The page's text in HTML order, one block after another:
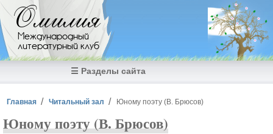
Перейти к основному содержанию
Омилия
Международный
литературный клуб
☰ Разделы сайта
Вы здесь
Главная Читальный зал Юному поэту (В. Брюсов)
Юному поэту (В. Брюсов)